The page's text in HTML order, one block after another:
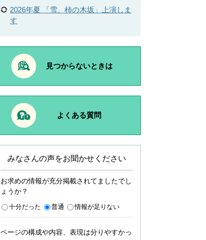
2026年夏 「雪、柿の木坂」上演しま
す
見つからないときは
よくある質問
みなさんの声をお聞かせください
お求めの情報が充分掲載されてましたでし
ょうか？
十分だった 普通 情報が足りない
ページの構成や内容、表現は分りやすかっ